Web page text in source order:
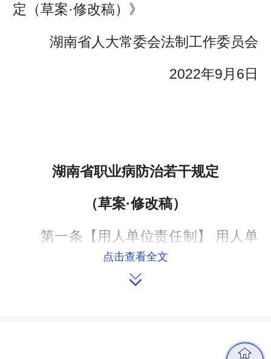
定（草案·修改稿）》
湖南省人大常委会法制工作委员会
2022年9月6日
湖南省职业病防治若干规定
（草案·修改稿）
第一条【用人单位责任制】 用人单
位是职业病防治的责任主体，应当加强
职业病防治管理，完善职业病防治规章
级管控和隐患排查治理双重预防机制，
点击查看全文
